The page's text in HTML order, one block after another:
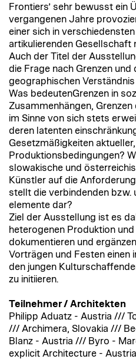
Frontiers’ sehr bewusst ein
vergangenen Jahre
einer sich in
artikulierenden Gesellschaft
Auch der Titel der
die Frage nach Grenzen und
geographischen
Was bedeutenGrenzen in
Zusammenhängen,
im Sinne von sich stets
deren latenten
Gesetzmäßigkeiten
Produktionsbedingungen?
slowakische und
Künstler auf die
stellt die verbindenden bzw.
elemente dar?
Ziel der Ausstellung ist es
heterogenen Produktion
dokumentieren und
Vorträgen und Festen einen
den jungen
zu initiieren.
Teilnehmer / Architekten
Philipp Aduatz - Austria ///
/// Archimera, Slovakia ///
Blanz - Austria /// Byro -
explicit Architecture -